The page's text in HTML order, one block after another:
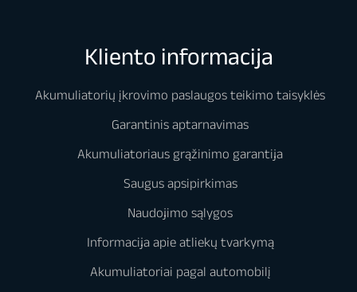
Kliento informacija
Akumuliatorių įkrovimo paslaugos teikimo taisyklės
Garantinis aptarnavimas
Akumuliatoriaus grąžinimo garantija
Saugus apsipirkimas
Naudojimo sąlygos
Informacija apie atliekų tvarkymą
Akumuliatoriai pagal automobilį